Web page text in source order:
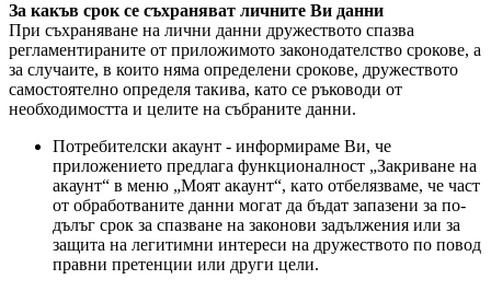
За какъв срок се съхраняват личните Ви данни
При съхраняване на лични данни дружеството спазва
регламентираните от приложимото законодателство срокове, а
за случаите, в които няма определени срокове, дружеството
самостоятелно определя такива, като се ръководи от
необходимостта и целите на събраните данни.
Потребителски акаунт - информираме Ви, че
приложението предлага функционалност „Закриване на
акаунт“ в меню „Моят акаунт“, като отбелязваме, че част
от обработваните данни могат да бъдат запазени за по-
дълъг срок за спазване на законови задължения или за
защита на легитимни интереси на дружеството по повод
правни претенции или други цели.